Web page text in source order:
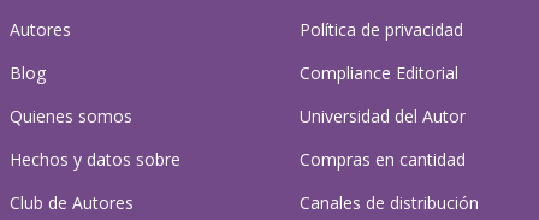
Autores
Blog
Quienes somos
Hechos y datos sobre
Club de Autores
Política de privacidad
Compliance Editorial
Universidad del Autor
Compras en cantidad
Canales de distribución